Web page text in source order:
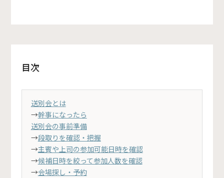
目次
送別会とは
→幹事になったら
送別会の事前準備
→段取りを確認・把握
→主賓や上司の参加可能日時を確認
→候補日時を絞って参加人数を確認
→会場探し・予約